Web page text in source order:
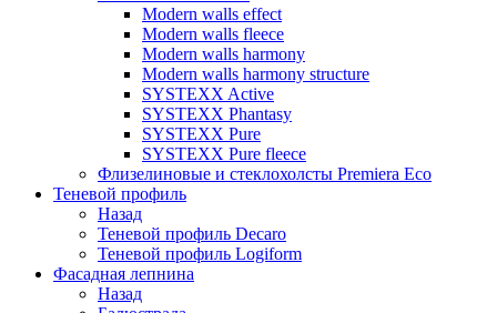
Modern walls effect
Modern walls fleece
Modern walls harmony
Modern walls harmony structure
SYSTEXX Active
SYSTEXX Phantasy
SYSTEXX Pure
SYSTEXX Pure fleece
Флизелиновые и стеклохолсты Premiera Eco
Теневой профиль
Назад
Теневой профиль Decaro
Теневой профиль Logiform
Фасадная лепнина
Назад